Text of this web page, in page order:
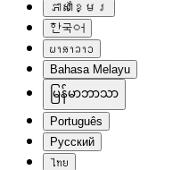
ភាសាខ្មែរ
한국어
ພາສາລາວ
Bahasa Melayu
မြန်မာဘာသာ
Português
Русский
ไทย